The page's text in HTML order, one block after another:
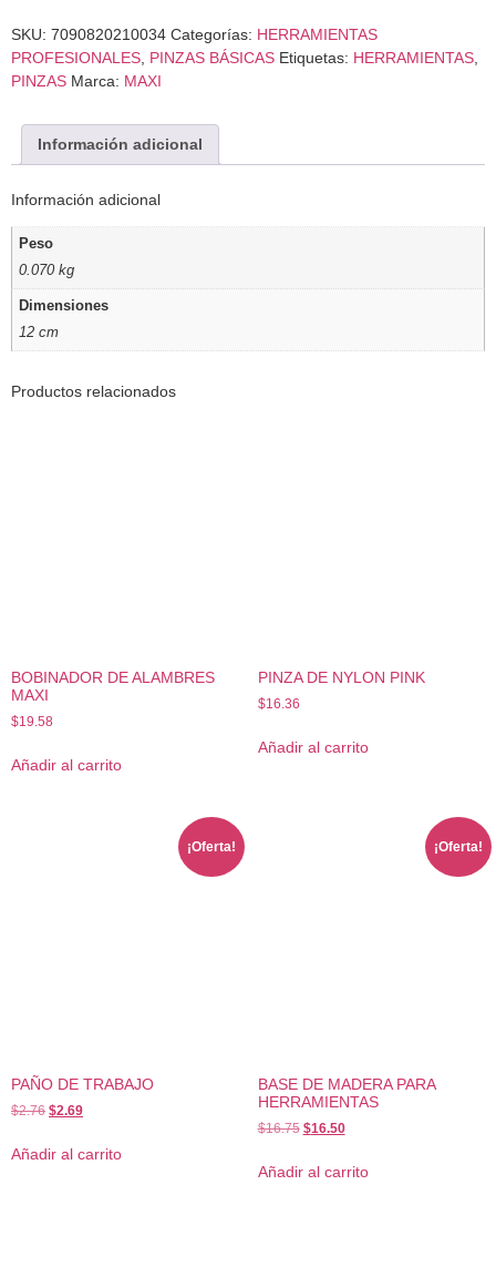
SKU: 7090820210034 Categorías: HERRAMIENTAS
PROFESIONALES, PINZAS BÁSICAS Etiquetas: HERRAMIENTAS,
PINZAS Marca: MAXI
Información adicional
Información adicional
Peso
0.070 kg
Dimensiones
12 cm
Productos relacionados
BOBINADOR DE ALAMBRES
MAXI
$19.58
Añadir al carrito
PINZA DE NYLON PINK
$16.36
Añadir al carrito
¡Oferta!
PAÑO DE TRABAJO
$2.76 $2.69
Añadir al carrito
¡Oferta!
BASE DE MADERA PARA
HERRAMIENTAS
$16.75 $16.50
Añadir al carrito